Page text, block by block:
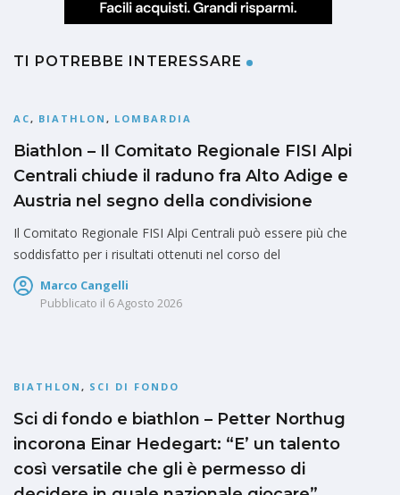
TI POTREBBE INTERESSARE
AC, BIATHLON , LOMBARDIA
Biathlon – Il Comitato Regionale FISI Alpi
Centrali chiude il raduno fra Alto Adige e
Austria nel segno della condivisione
Il Comitato Regionale FISI Alpi Centrali può essere più che
soddisfatto per i risultati ottenuti nel corso del
Marco Cangelli
Pubblicato il 6 Agosto 2026
BIATHLON , SCI DI FONDO
Sci di fondo e biathlon – Petter Northug
incorona Einar Hedegart: “E’ un talento
così versatile che gli è permesso di